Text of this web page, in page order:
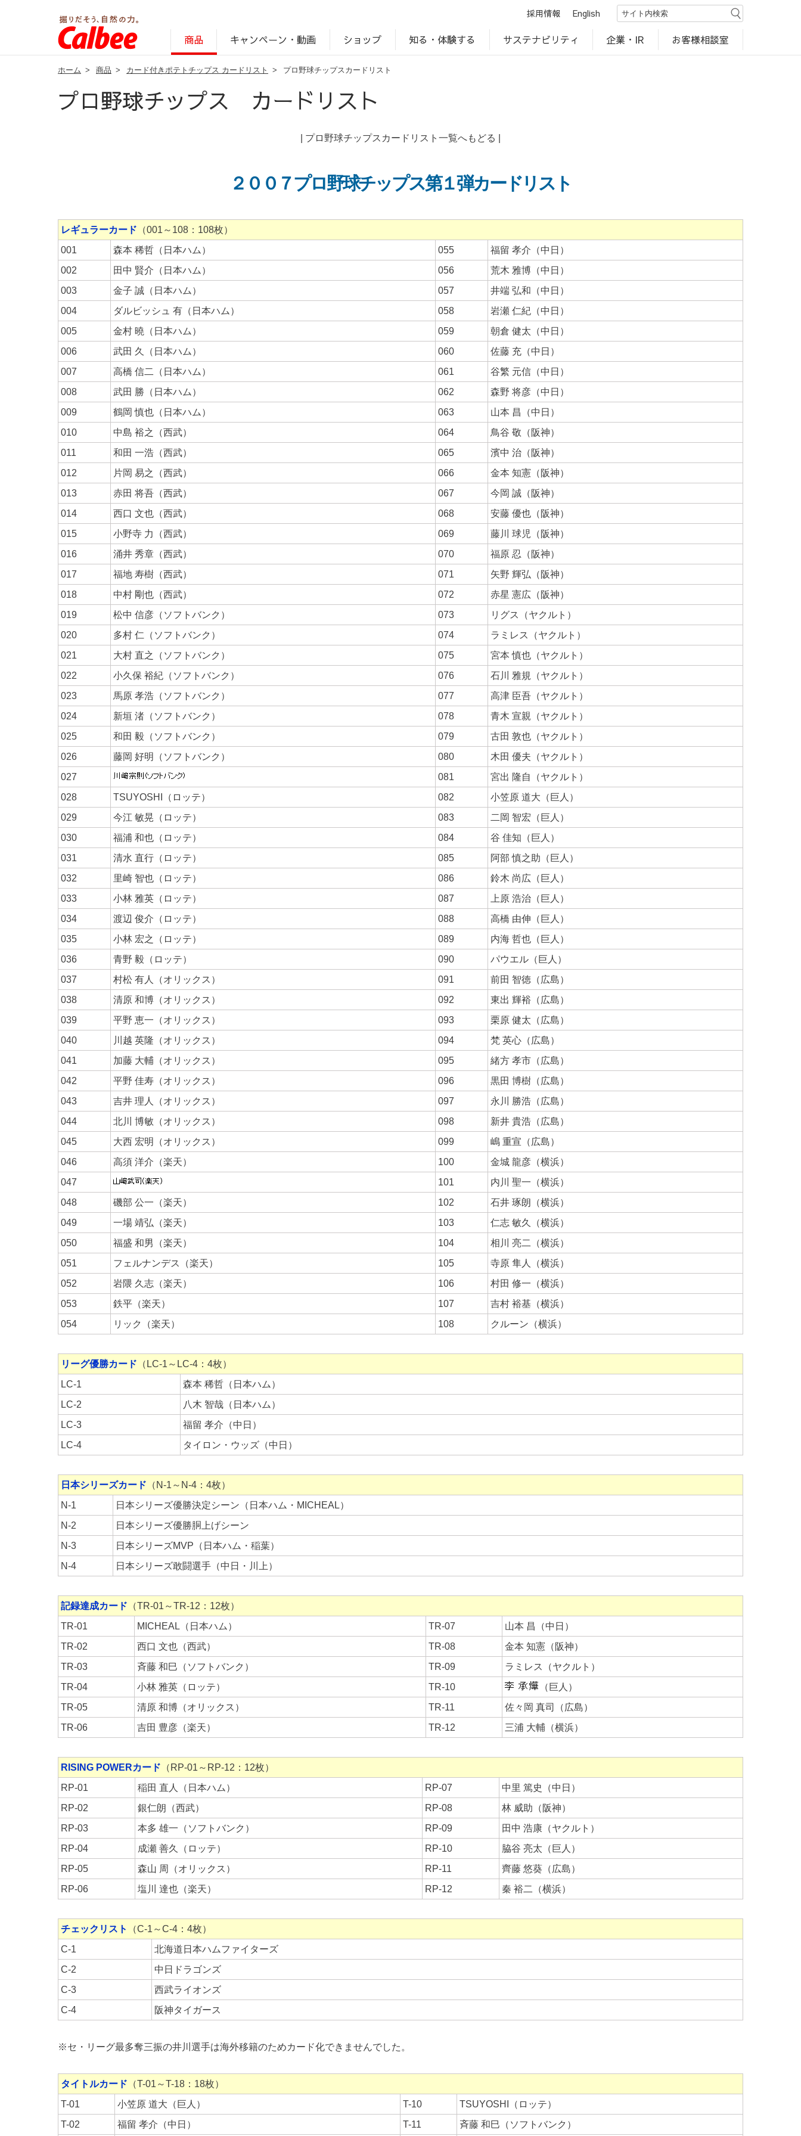
採用情報 English
商品 キャンペーン・動画 ショップ 知る・体験する サステナビリティ 企業・IR お客様相談室
ホーム > 商品 > カード付きポテトチップス カードリスト > プロ野球チップスカードリスト
プロ野球チップス カードリスト
プロ野球チップスカードリスト一覧へもどる
２００７プロ野球チップス第１弾カードリスト
レギュラーカード （001～108：108枚）
001
森本 稀哲（日本ハム） 055
福留 孝介（中日）
002
田中 賢介（日本ハム） 056
荒木 雅博（中日）
003
金子 誠（日本ハム） 057
井端 弘和（中日）
004
ダルビッシュ 有（日本ハム） 058
岩瀬 仁紀（中日）
005
金村 曉（日本ハム） 059
朝倉 健太（中日）
006
武田 久（日本ハム） 060
佐藤 充（中日）
007
高橋 信二（日本ハム） 061
谷繁 元信（中日）
008
武田 勝（日本ハム） 062
森野 将彦（中日）
009
鶴岡 慎也（日本ハム） 063
山本 昌（中日）
010
中島 裕之（西武） 064
鳥谷 敬（阪神）
011
和田 一浩（西武） 065
濱中 治（阪神）
012
片岡 易之（西武） 066
金本 知憲（阪神）
013
赤田 将吾（西武） 067
今岡 誠（阪神）
014
西口 文也（西武） 068
安藤 優也（阪神）
015
小野寺 力（西武） 069
藤川 球児（阪神）
016
涌井 秀章（西武） 070
福原 忍（阪神）
017
福地 寿樹（西武） 071
矢野 輝弘（阪神）
018
中村 剛也（西武） 072
赤星 憲広（阪神）
019
松中 信彦（ソフトバンク） 073
リグス（ヤクルト）
020
多村 仁（ソフトバンク） 074
ラミレス（ヤクルト）
021
大村 直之（ソフトバンク） 075
宮本 慎也（ヤクルト）
022
小久保 裕紀（ソフトバンク） 076
石川 雅規（ヤクルト）
023
馬原 孝浩（ソフトバンク） 077
高津 臣吾（ヤクルト）
024
新垣 渚（ソフトバンク） 078
青木 宣親（ヤクルト）
025
和田 毅（ソフトバンク） 079
古田 敦也（ヤクルト）
026
藤岡 好明（ソフトバンク） 080
木田 優夫（ヤクルト）
027
081
宮出 隆自（ヤクルト）
028
TSUYOSHI（ロッテ） 082
小笠原 道大（巨人）
029
今江 敏晃（ロッテ） 083
二岡 智宏（巨人）
030
福浦 和也（ロッテ） 084
谷 佳知（巨人）
031
清水 直行（ロッテ） 085
阿部 慎之助（巨人）
032
里崎 智也（ロッテ） 086
鈴木 尚広（巨人）
033
小林 雅英（ロッテ） 087
上原 浩治（巨人）
034
渡辺 俊介（ロッテ） 088
高橋 由伸（巨人）
035
小林 宏之（ロッテ） 089
内海 哲也（巨人）
036
青野 毅（ロッテ） 090
パウエル（巨人）
037
村松 有人（オリックス） 091
前田 智徳（広島）
038
清原 和博（オリックス） 092
東出 輝裕（広島）
039
平野 恵一（オリックス） 093
栗原 健太（広島）
040
川越 英隆（オリックス） 094
梵 英心（広島）
041
加藤 大輔（オリックス） 095
緒方 孝市（広島）
042
平野 佳寿（オリックス） 096
黒田 博樹（広島）
043
吉井 理人（オリックス） 097
永川 勝浩（広島）
044
北川 博敏（オリックス） 098
新井 貴浩（広島）
045
大西 宏明（オリックス） 099
嶋 重宣（広島）
046
高須 洋介（楽天） 100
金城 龍彦（横浜）
047
101
内川 聖一（横浜）
048
磯部 公一（楽天） 102
石井 琢朗（横浜）
049
一場 靖弘（楽天） 103
仁志 敏久（横浜）
050
福盛 和男（楽天） 104
相川 亮二（横浜）
051
フェルナンデス（楽天） 105
寺原 隼人（横浜）
052
岩隈 久志（楽天） 106
村田 修一（横浜）
053
鉄平（楽天） 107
吉村 裕基（横浜）
054
リック（楽天） 108 クルーン（横浜）
リーグ優勝カード （LC-1～LC-4：4枚）
LC-1
森本 稀哲（日本ハム）
LC-2
八木 智哉（日本ハム）
LC-3
福留 孝介（中日）
LC-4
タイロン・ウッズ（中日）
日本シリーズカード （N-1～N-4：4枚）
N-1
日本シリーズ優勝決定シーン（日本ハム・MICHEAL）
N-2
日本シリーズ優勝胴上げシーン
N-3
日本シリーズMVP（日本ハム・稲葉）
N-4
日本シリーズ敢闘選手（中日・川上）
記録達成カード （TR-01～TR-12：12枚）
TR-01
MICHEAL（日本ハム） TR-07
山本 昌（中日）
TR-02
西口 文也（西武） TR-08
金本 知憲（阪神）
TR-03
斉藤 和巳（ソフトバンク） TR-09
ラミレス（ヤクルト）
TR-04
小林 雅英（ロッテ） TR-10
（巨人）
TR-05
清原 和博（オリックス） TR-11
佐々岡 真司（広島）
TR-06
吉田 豊彦（楽天） TR-12 三浦 大輔（横浜）
RISING POWERカード （RP-01～RP-12：12枚）
RP-01
稲田 直人（日本ハム） RP-07
中里 篤史（中日）
RP-02
銀仁朗（西武） RP-08
林 威助（阪神）
RP-03
本多 雄一（ソフトバンク） RP-09
田中 浩康（ヤクルト）
RP-04
成瀬 善久（ロッテ） RP-10
脇谷 亮太（巨人）
RP-05
森山 周（オリックス） RP-11
齊藤 悠葵（広島）
RP-06
塩川 達也（楽天） RP-12 秦 裕二（横浜）
チェックリスト
（C-1～C-4：4枚）
C-1
北海道日本ハムファイターズ
C-2
中日ドラゴンズ
C-3
西武ライオンズ
C-4
阪神タイガース
※セ・リーグ最多奪三振の井川選手は海外移籍のためカード化できませんでした。
タイトルカード （T-01～T-18：18枚）
T-01
小笠原 道大（巨人） T-10
TSUYOSHI（ロッテ）
T-02
福留 孝介（中日） T-11 斉藤 和巳（ソフトバンク）